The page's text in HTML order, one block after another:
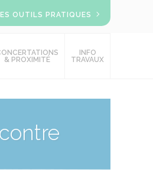
OUTILS PRATIQUES
& PROXIMITÉ
INFO
TRAVAUX